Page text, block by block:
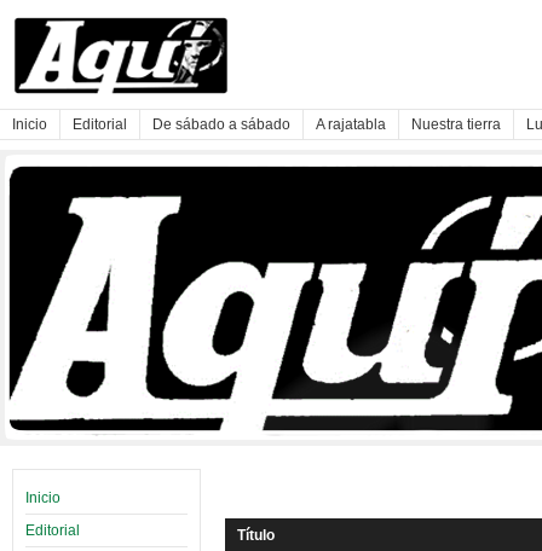
Inicio Editorial De sábado a sábado A rajatabla Nuestra tierra
Inicio
Editorial
Título